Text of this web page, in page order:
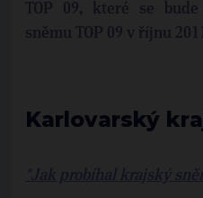
TOP 09, které se
sněmu TOP 09 v říjnu
Karlovarský